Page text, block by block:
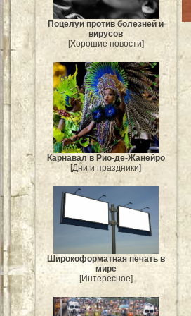
Поцелуи против болезней и
вирусов
[Хорошие новости]
Карнавал в Рио-де-Жанейро
[Дни и праздники]
Широкоформатная печать в
мире
[Интересное]